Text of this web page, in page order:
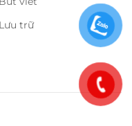
Lưu trữ